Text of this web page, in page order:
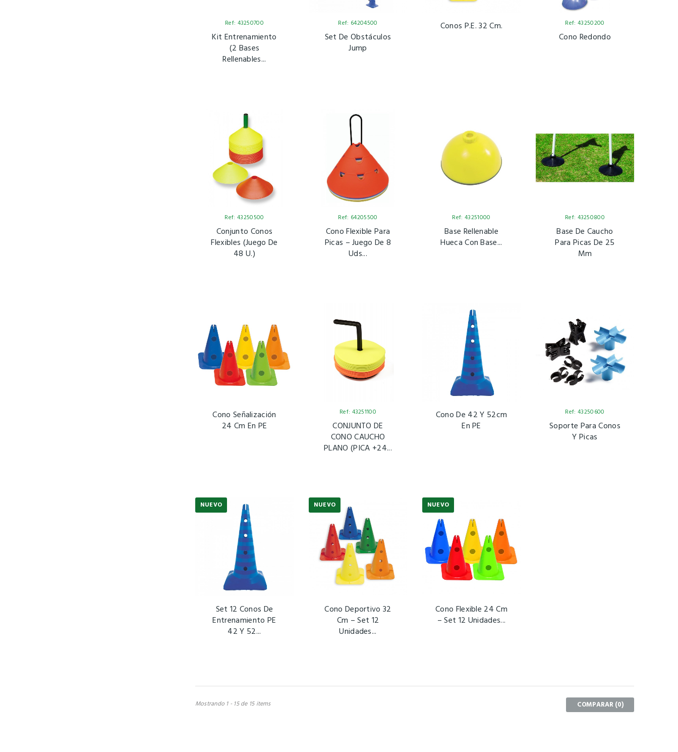
Ref: 43250700
Kit Entrenamiento
(2 Bases
Rellenables...
Ref: 64204500
Set De Obstáculos
Jump
Conos P.E. 32 Cm. Ref: 43250200
Cono Redondo
Ref: 43250500
Conjunto Conos
Flexibles (juego De
48 U.)
Ref: 64205500
Cono Flexible Para
Picas – Juego De 8
Uds...
Ref: 43251000
Base Rellenable
Hueca Con Base...
Ref: 43250800
Base De Caucho
Para Picas De 25
Mm
Cono Señalización
24 Cm En PE
Ref: 43251100
CONJUNTO DE
CONO CAUCHO
PLANO (PICA +24...
Cono De 42 Y 52cm
En PE
Ref: 43250600
Soporte Para Conos
Y Picas
NUEVO
Set 12 Conos De
Entrenamiento PE
42 Y 52...
NUEVO
Cono Deportivo 32
Cm – Set 12
Unidades...
NUEVO
Cono Flexible 24 Cm
– Set 12 Unidades...
Mostrando 1 - 15 de 15 items COMPARAR (0)